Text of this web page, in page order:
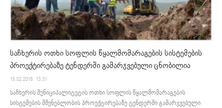
საჩხერის ოთხი სოფლის წყალმომარაგების სისტემების
პროექტირებაზე ტენდერში გამარჯვებული ცნობილია
15.02.2018. 13:31
საჩხერის მუნიციპალიტეტის ოთხი სოფლის წყალმომარაგების
სისტემების მშენებლობის პროექტირებაზე ტენდერში გამარჯვებული